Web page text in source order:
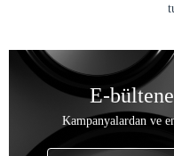
E-
Kampanyalardan ve